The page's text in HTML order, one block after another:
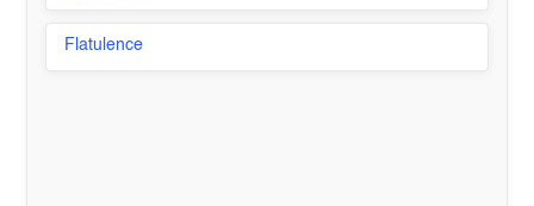
Flatulence